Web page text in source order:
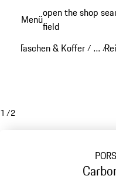
Hauptinhalt
Menüopen the shop
field
Taschen & Koffer / … /
1 /2